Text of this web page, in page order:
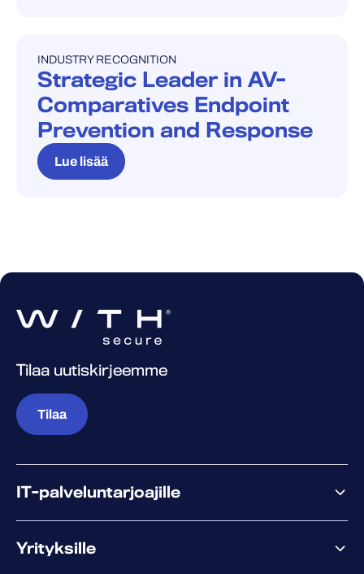
INDUSTRY RECOGNITION
INDUSTRY RECOGNITION
Strategic Leader in AV-
Comparatives Endpoint
Prevention and Response
Lue lisää
Tilaa uutiskirjeemme
Tilaa
IT-palveluntarjoajille
Yrityksille